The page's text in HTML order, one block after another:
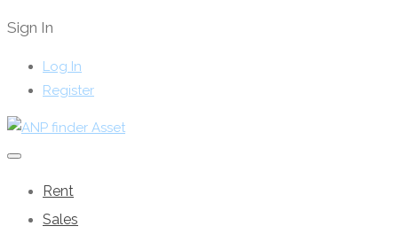
Sign In
Log In
Register
Rent
Sales